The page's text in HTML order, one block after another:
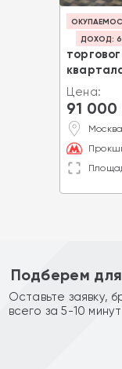
ДОХОД:
Цена:
91
Подберем
Оставьте заявку,
всего за 5-10